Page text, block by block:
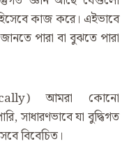
কাজ করে। এইভাবে
পারা বা বুঝতে পারা
আমরা কোনো
সাধারণভাবে যা বুদ্ধিগত
বিবেচিত।